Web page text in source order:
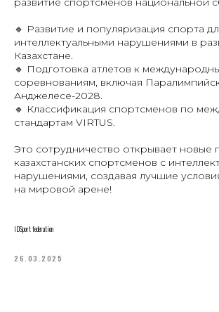
🔹 Развитие и популяризация спорта
интеллектуальными нарушениями в
Казахстане.
🔹 Подготовка атлетов к
соревнованиям, включая
Анджелесе-2028.
🔹 Классификация спортсменов по
стандартам VIRTUS.
Это сотрудничество открывает новые
казахстанских спортсменов с
нарушениями, создавая лучшие
на мировой арене!
IDSport federation
26.03.2025